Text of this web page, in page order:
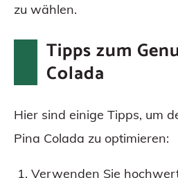
zu wählen.
Tipps zum
Colada
Hier sind einige Tipps, um
Pina Colada zu optimieren:
Verwenden Sie